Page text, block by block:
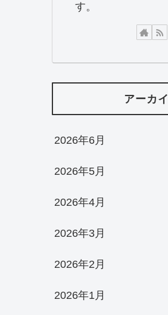
す。
アーカ
2026年6月
2026年5月
2026年4月
2026年3月
2026年2月
2026年1月